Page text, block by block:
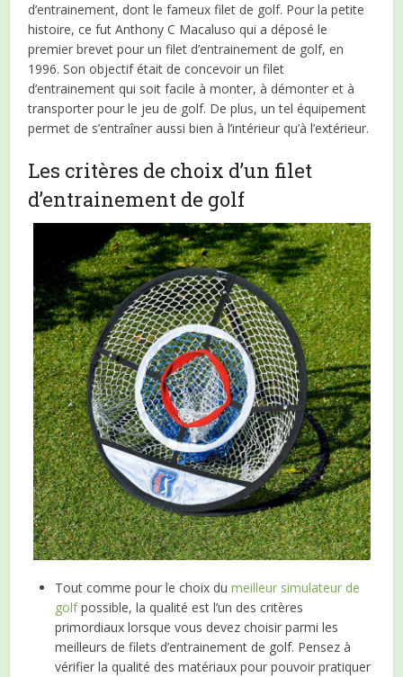
d’entrainement, dont le fameux filet de golf. Pour la petite
histoire, ce fut Anthony C Macaluso qui a déposé le
premier brevet pour un filet d’entrainement de golf, en
1996. Son objectif était de concevoir un filet
d’entrainement qui soit facile à monter, à démonter et à
transporter pour le jeu de golf. De plus, un tel équipement
permet de s’entraîner aussi bien à l’intérieur qu’à l’extérieur.
Les critères de choix d’un filet
d’entrainement de golf
Tout comme pour le choix dumeilleur simulateur de
golfpossible, la qualité est l’un des critères
primordiaux lorsque vous devez choisir parmi les
meilleurs de filets d’entrainement de golf. Pensez à
vérifier la qualité des matériaux pour pouvoir pratiquer